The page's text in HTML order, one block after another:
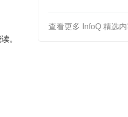
。
查看更多 InfoQ 精选